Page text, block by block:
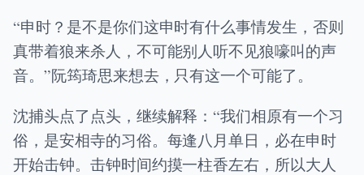
“申时？是不是你们这申时有什么事情发生，否则
真带着狼来杀人，不可能别人听不见狼嚎叫的声
音。”阮筠琦思来想去，只有这一个可能了。
沈捕头点了点头，继续解释：“我们相原有一个习
俗，是安相寺的习俗。每逢八月单日，必在申时
开始击钟。击钟时间约摸一柱香左右，所以大人